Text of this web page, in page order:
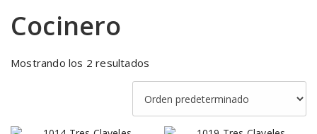
Cocinero
Mostrando los 2 resultados